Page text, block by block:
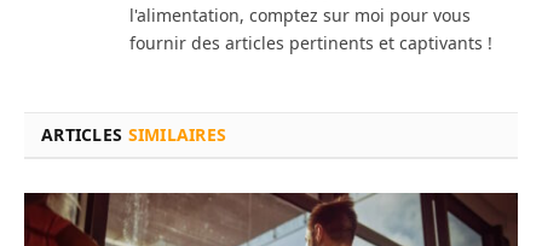
l'alimentation, comptez sur moi pour vous
fournir des articles pertinents et captivants !
ARTICLES SIMILAIRES